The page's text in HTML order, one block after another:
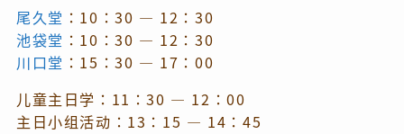
尾久堂 ：10：30 — 12：30
池袋堂 ：10：30 — 12：30
川口堂 ：15：30 — 17：00
儿童主日学：11：30 — 12：00
主日小组活动：13：15 — 14：45